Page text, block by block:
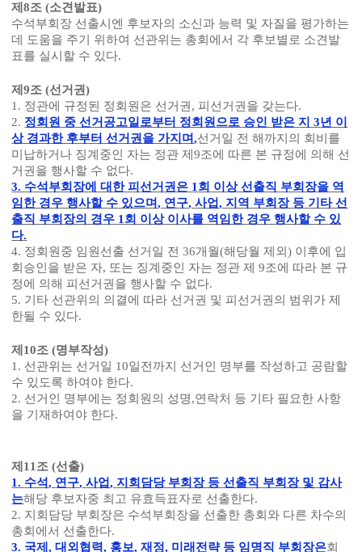
제8조(소견발표)
수석부회장 선출시엔 후보자의 소신과 능력 및 자질을 평가하는
데 도움을 주기 위하여 선관위는 총회에서 각 후보별로 소견발
표를 실시할 수 있다.
제9조(선거권)
1. 정관에 규정된 정회원은 선거권 , 피선거권을 갖는다.
2. 정회원 중 선거공고일로부터 정회원으로 승인 받은 지3년 이
상 경과한 후부터 선거권을 가지며,선거일 전 해까지의 회비를
미납하거나 징계중인 자는 정관 제9조에 따른 본 규정에 의해 선
거권을 행사할 수 없다.
3. 수석부회장에 대한 피선거권은 1 회 이상 선출직 부회장을 역
임한 경우 행사할 수 있으며, 연구,사업, 지역 부회장 등 기타 선
출직 부회장의 경우 1 회 이상 이사를 역임한 경우 행사할 수 있
다.
4. 정회원중 임원선출 선거일 전36개월(해당월 제외) 이후에 입
회승인을 받은 자, 또는 징계중인 자는 정관 제9조에 따라 본 규
정에 의해 피선거권을 행사할 수 없다.
5. 기타 선관위의 의결에 따라 선거권 및 피선거권의 범위가 제
한될 수 있다.
제 10조(명부작성)
1. 선관위는 선거일 10일전까지 선거인 명부를 작성하고 공람할
수 있도록 하여야 한다.
2. 선거인 명부에는 정회원의 성명,연락처 등 기타 필요한 사항
을 기재하여야 한다.
제 11 조(선출)
1. 수석, 연구,사업, 지회담당 부회장 등 선출직 부회장 및 감사
는해당 후보자중 최고 유효득표자로 선출한다.
2. 지회담당 부회장은 수석부회장을 선출한 총회와 다른 차수의
총회에서 선출한다.
3. 국제,대외협력, 홍보,재정, 미래전략 등 임명직 부회장은회